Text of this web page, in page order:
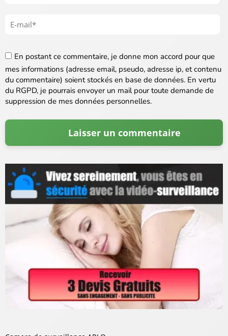
En postant ce commentaire, je donne mon accord pour que
mes informations (adresse email, pseudo, adresse ip, et contenu
du commentaire) soient stockés en base de données. En vertu
du RGPD, je pourrais envoyer un mail pour toute demande de
suppression de mes données personnelles.